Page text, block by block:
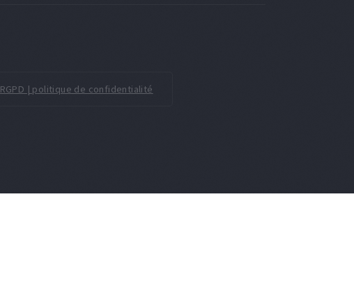
RGPD | politique de confidentialité